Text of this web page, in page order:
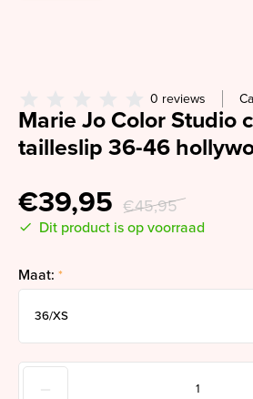
0 reviews
Marie Jo Color Studio
tailleslip 36-46
€39,95 €45,95
Dit product is op voorraad
Maat: *